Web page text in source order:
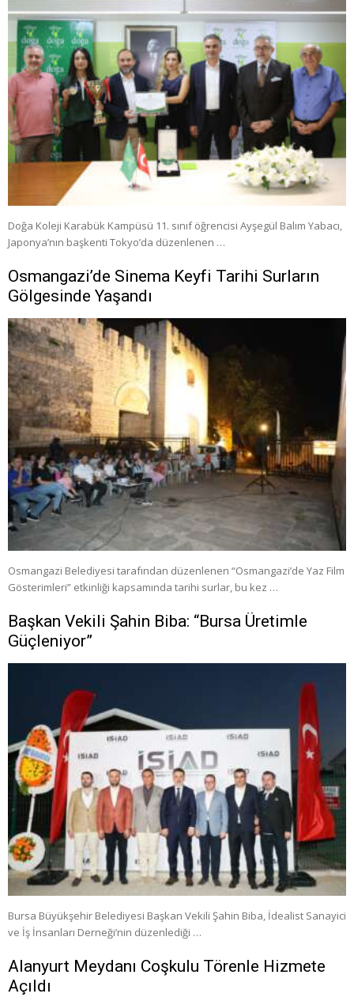
Doğa Koleji Karabük Kampüsü 11. sınıf öğrencisi Ayşegül Balım Yabacı,
Japonya’nın başkenti Tokyo’da düzenlenen …
Osmangazi’de Sinema Keyfi Tarihi Surların
Gölgesinde Yaşandı
Osmangazi Belediyesi tarafından düzenlenen “Osmangazi’de Yaz Film
Gösterimleri” etkinliği kapsamında tarihi surlar, bu kez …
Başkan Vekili Şahin Biba: “Bursa Üretimle
Güçleniyor”
Bursa Büyükşehir Belediyesi Başkan Vekili Şahin Biba, İdealist Sanayici
ve İş İnsanları Derneği’nin düzenlediği …
Alanyurt Meydanı Coşkulu Törenle Hizmete
Açıldı